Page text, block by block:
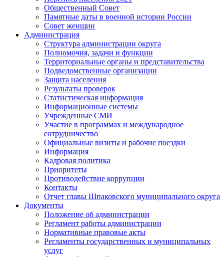
Общественный Совет
Памятные даты в военной истории России
Совет женщин
Администрация
Структура администрации округа
Полномочия, задачи и функции
Территориальные органы и представительства
Подведомственные организации
Защита населения
Результаты проверок
Статистическая информация
Информационные системы
Учрежденные СМИ
Участие в программах и международное
сотрудничество
Официальные визиты и рабочие поездки
Информация
Кадровая политика
Приоритеты
Противодействие коррупции
Контакты
Отчет главы Шпаковского муниципального округа
Документы
Положение об администрации
Регламент работы администрации
Нормативные правовые акты
Регламенты государственных и муниципальных
услуг